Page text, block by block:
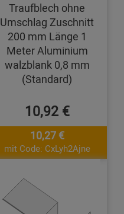
Traufblech ohne
Umschlag Zuschnitt
200 mm Länge 1
Meter Aluminium
walzblank 0,8 mm
(Standard)
10,92 €
10,27 €
mit Code: CxLyh2Ajne